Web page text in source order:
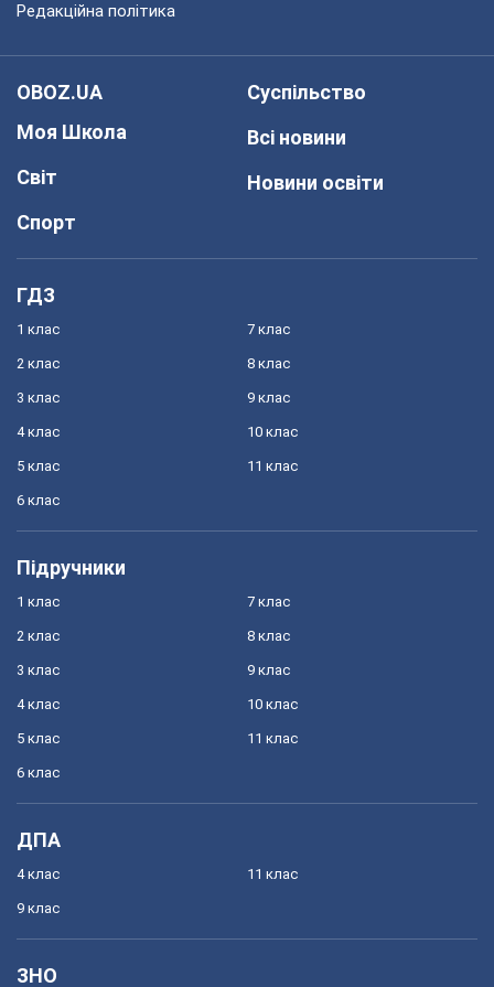
Редакційна політика
OBOZ.UA
Моя Школа
Світ
Спорт
Суспільство
Всі новини
Новини освіти
ГДЗ
1 клас
2 клас
3 клас
4 клас
5 клас
6 клас
7 клас
8 клас
9 клас
10 клас
11 клас
Підручники
1 клас
2 клас
3 клас
4 клас
5 клас
6 клас
7 клас
8 клас
9 клас
10 клас
11 клас
ДПА
4 клас
9 клас
11 клас
ЗНО